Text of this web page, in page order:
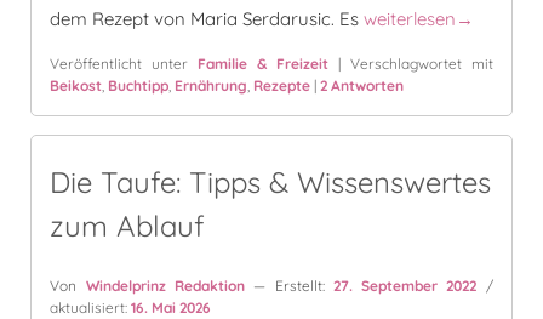
dem Rezept von Maria Serdarusic. EsPolenta-Brokkoli-
weiterlesen →
Veröffentlicht unter Familie & Freizeit | Verschlagwortet mit
Beikost, Buchtipp, Ernährung, Rezepte |2 Antworten
Die Taufe: Tipps & Wissenswertes
zum Ablauf
Von Windelprinz Redaktion — Erstellt: 27. September 2022 /
aktualisiert:16. Mai 2026